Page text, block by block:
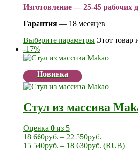
Изготовление — 25-45 рабочих
Гарантия — 18 месяцев
Выберите параметры Этот товар
-17%
Новинка
Стул из массива
Оценка 0 из 5
18 660руб.–22 350руб.
15 540руб. – 18 630руб. (RUB)